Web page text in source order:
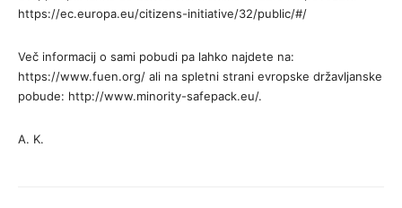
https://ec.europa.eu/citizens-initiative/32/public/#/
Več informacij o sami pobudi pa lahko najdete na:
https://www.fuen.org/ ali na spletni strani evropske državljanske
pobude: http://www.minority-safepack.eu/.
A. K.